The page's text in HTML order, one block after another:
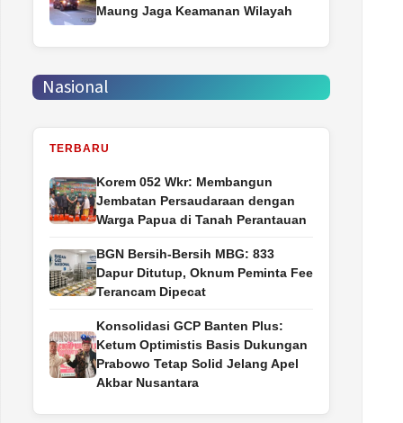
Maung Jaga Keamanan Wilayah
Nasional
TERBARU
Korem 052 Wkr: Membangun
Jembatan Persaudaraan dengan
Warga Papua di Tanah Perantauan
BGN Bersih-Bersih MBG: 833
Dapur Ditutup, Oknum Peminta Fee
Terancam Dipecat
Konsolidasi GCP Banten Plus:
Ketum Optimistis Basis Dukungan
Prabowo Tetap Solid Jelang Apel
Akbar Nusantara